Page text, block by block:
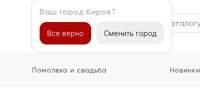
Ваш город Киров?
Все верно Сменить город
Каталог
Помолвка и свадьба Новинки